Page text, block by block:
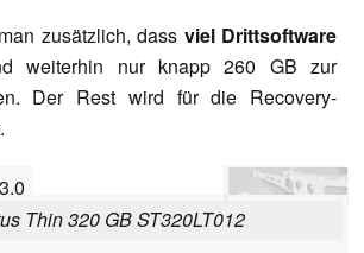
zusätzlich, dass viel Drittsoftware
weiterhin nur knapp 260 GB zur
Der Rest wird für die Recovery-
Thin 320 GB ST320LT012